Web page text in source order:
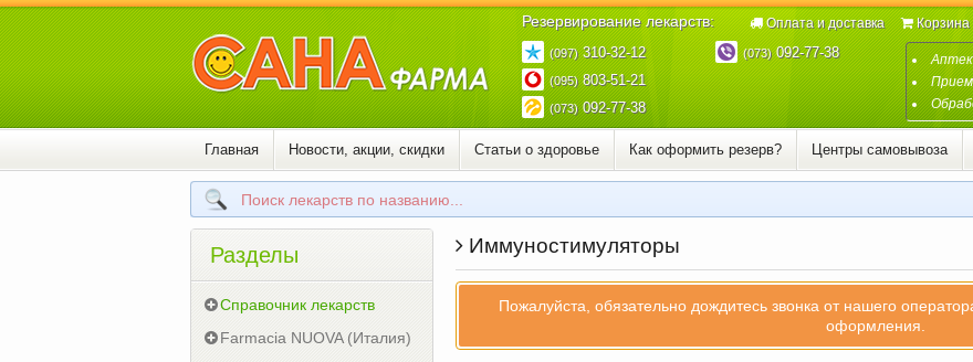
Резервирование лекарств:
(097)310-32-12
(095)803-51-21
(073)092-77-38
(073)092-77-38
Оплата и доставка Корзина
Главная Новости, акции, скидки Статьи о здоровье Как оформить резерв? Центры самовывоза
Иммуностимуляторы
Пожалуйста, обязательно дождитесь звонка от нашего
оформления.
Разделы
Справочник лекарств
Farmacia NUOVA (Италия)